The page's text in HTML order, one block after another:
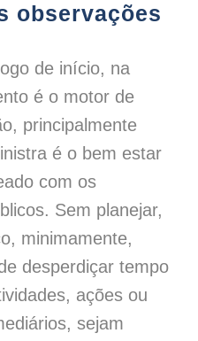
observações
de início, na
é o motor de
principalmente
é o bem estar
com os
Sem planejar,
minimamente,
desperdiçar tempo
ações ou
sejam